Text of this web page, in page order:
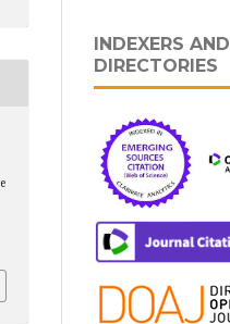
INDEXERS AND
DIRECTORIES